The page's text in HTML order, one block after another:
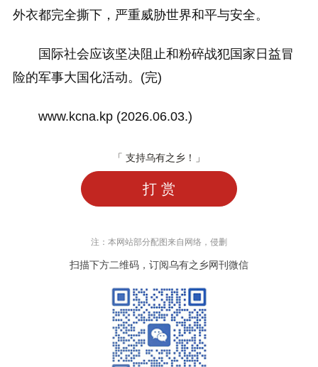
外衣都完全撕下，严重威胁世界和平与安全。
国际社会应该坚决阻止和粉碎战犯国家日益冒
险的军事大国化活动。(完)
www.kcna.kp (2026.06.03.)
「 支持乌有之乡！」
打 赏
注：本网站部分配图来自网络，侵删
扫描下方二维码，订阅乌有之乡网刊微信